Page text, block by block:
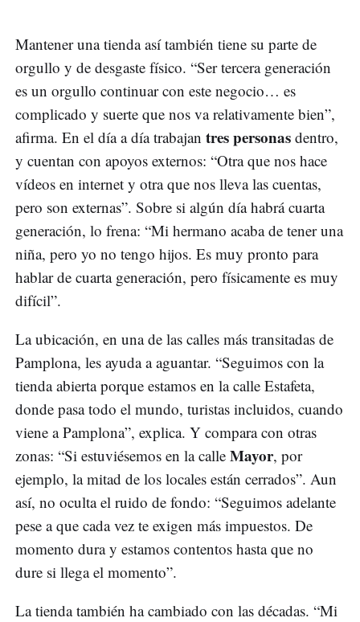
Mantener una tienda así también tiene su parte de
orgullo y de desgaste físico. “Ser tercera generación
es un orgullo continuar con este negocio… es
complicado y suerte que nos va relativamente bien”,
afirma. En el día a día trabajan tres personas dentro,
y cuentan con apoyos externos: “Otra que nos hace
vídeos en internet y otra que nos lleva las cuentas,
pero son externas”. Sobre si algún día habrá cuarta
generación, lo frena: “Mi hermano acaba de tener una
niña, pero yo no tengo hijos. Es muy pronto para
hablar de cuarta generación, pero físicamente es muy
difícil”.
La ubicación, en una de las calles más transitadas de
Pamplona, les ayuda a aguantar. “Seguimos con la
tienda abierta porque estamos en la calle Estafeta,
donde pasa todo el mundo, turistas incluidos, cuando
viene a Pamplona”, explica. Y compara con otras
zonas: “Si estuviésemos en la calle Mayor, por
ejemplo, la mitad de los locales están cerrados”. Aun
así, no oculta el ruido de fondo: “Seguimos adelante
pese a que cada vez te exigen más impuestos. De
momento dura y estamos contentos hasta que no
dure si llega el momento”.
La tienda también ha cambiado con las décadas. “Mi